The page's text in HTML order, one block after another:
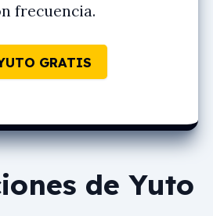
frecuencia.
GRATIS
de Yuto